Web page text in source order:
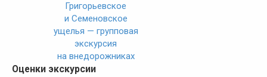
Григорьевское
и Семеновское
ущелья — групповая
экскурсия
на внедорожниках
Оценки экскурсии